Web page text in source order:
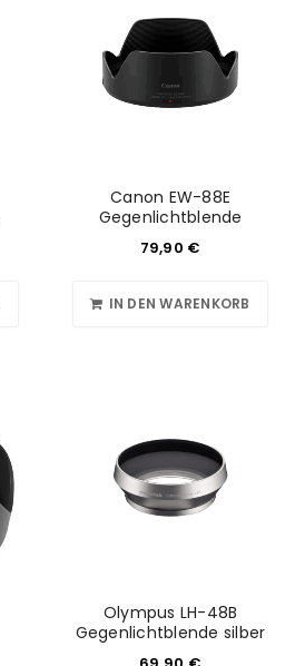
Canon EW-88E
Gegenlichtblende
79,90 €
IN DEN WARENKORB
Olympus LH-48B
Gegenlichtblende silber